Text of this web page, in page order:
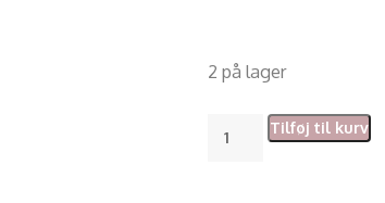
2 på lager
Tilføj til kurv